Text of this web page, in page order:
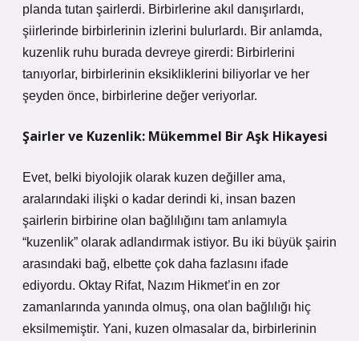
planda tutan şairlerdi. Birbirlerine akıl danışırlardı,
şiirlerinde birbirlerinin izlerini bulurlardı. Bir anlamda,
kuzenlik ruhu burada devreye girerdi: Birbirlerini
tanıyorlar, birbirlerinin eksikliklerini biliyorlar ve her
şeyden önce, birbirlerine değer veriyorlar.
Şairler ve Kuzenlik: Mükemmel Bir Aşk Hikayesi
Evet, belki biyolojik olarak kuzen değiller ama,
aralarındaki ilişki o kadar derindi ki, insan bazen
şairlerin birbirine olan bağlılığını tam anlamıyla
“kuzenlik” olarak adlandırmak istiyor. Bu iki büyük şairin
arasındaki bağ, elbette çok daha fazlasını ifade
ediyordu. Oktay Rifat, Nazım Hikmet’in en zor
zamanlarında yanında olmuş, ona olan bağlılığı hiç
eksilmemiştir. Yani, kuzen olmasalar da, birbirlerinin